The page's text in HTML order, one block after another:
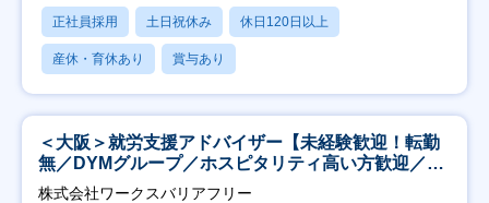
正社員採用 土日祝休み 休日120日以上
産休・育休あり 賞与あり
＜大阪＞就労支援アドバイザー【未経験歓迎！転勤
無／DYMグループ／ホスピタリティ高い方歓迎／土
日祝】
株式会社ワークスバリアフリー